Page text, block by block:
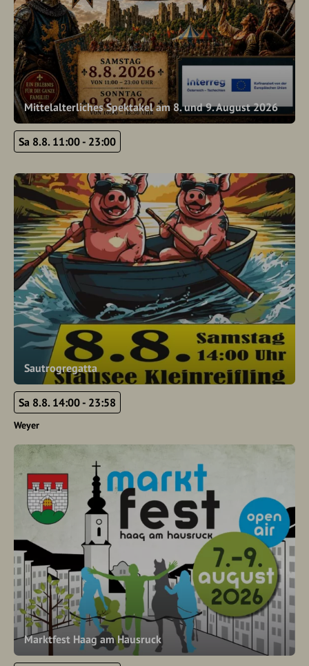
Mittelalterliches Spektakel am 8. und 9. August 2026
Sa 8.8. 11:00 - 23:00
Sautrogregatta
Sa 8.8. 14:00 - 23:58
Weyer
Marktfest Haag am Hausruck